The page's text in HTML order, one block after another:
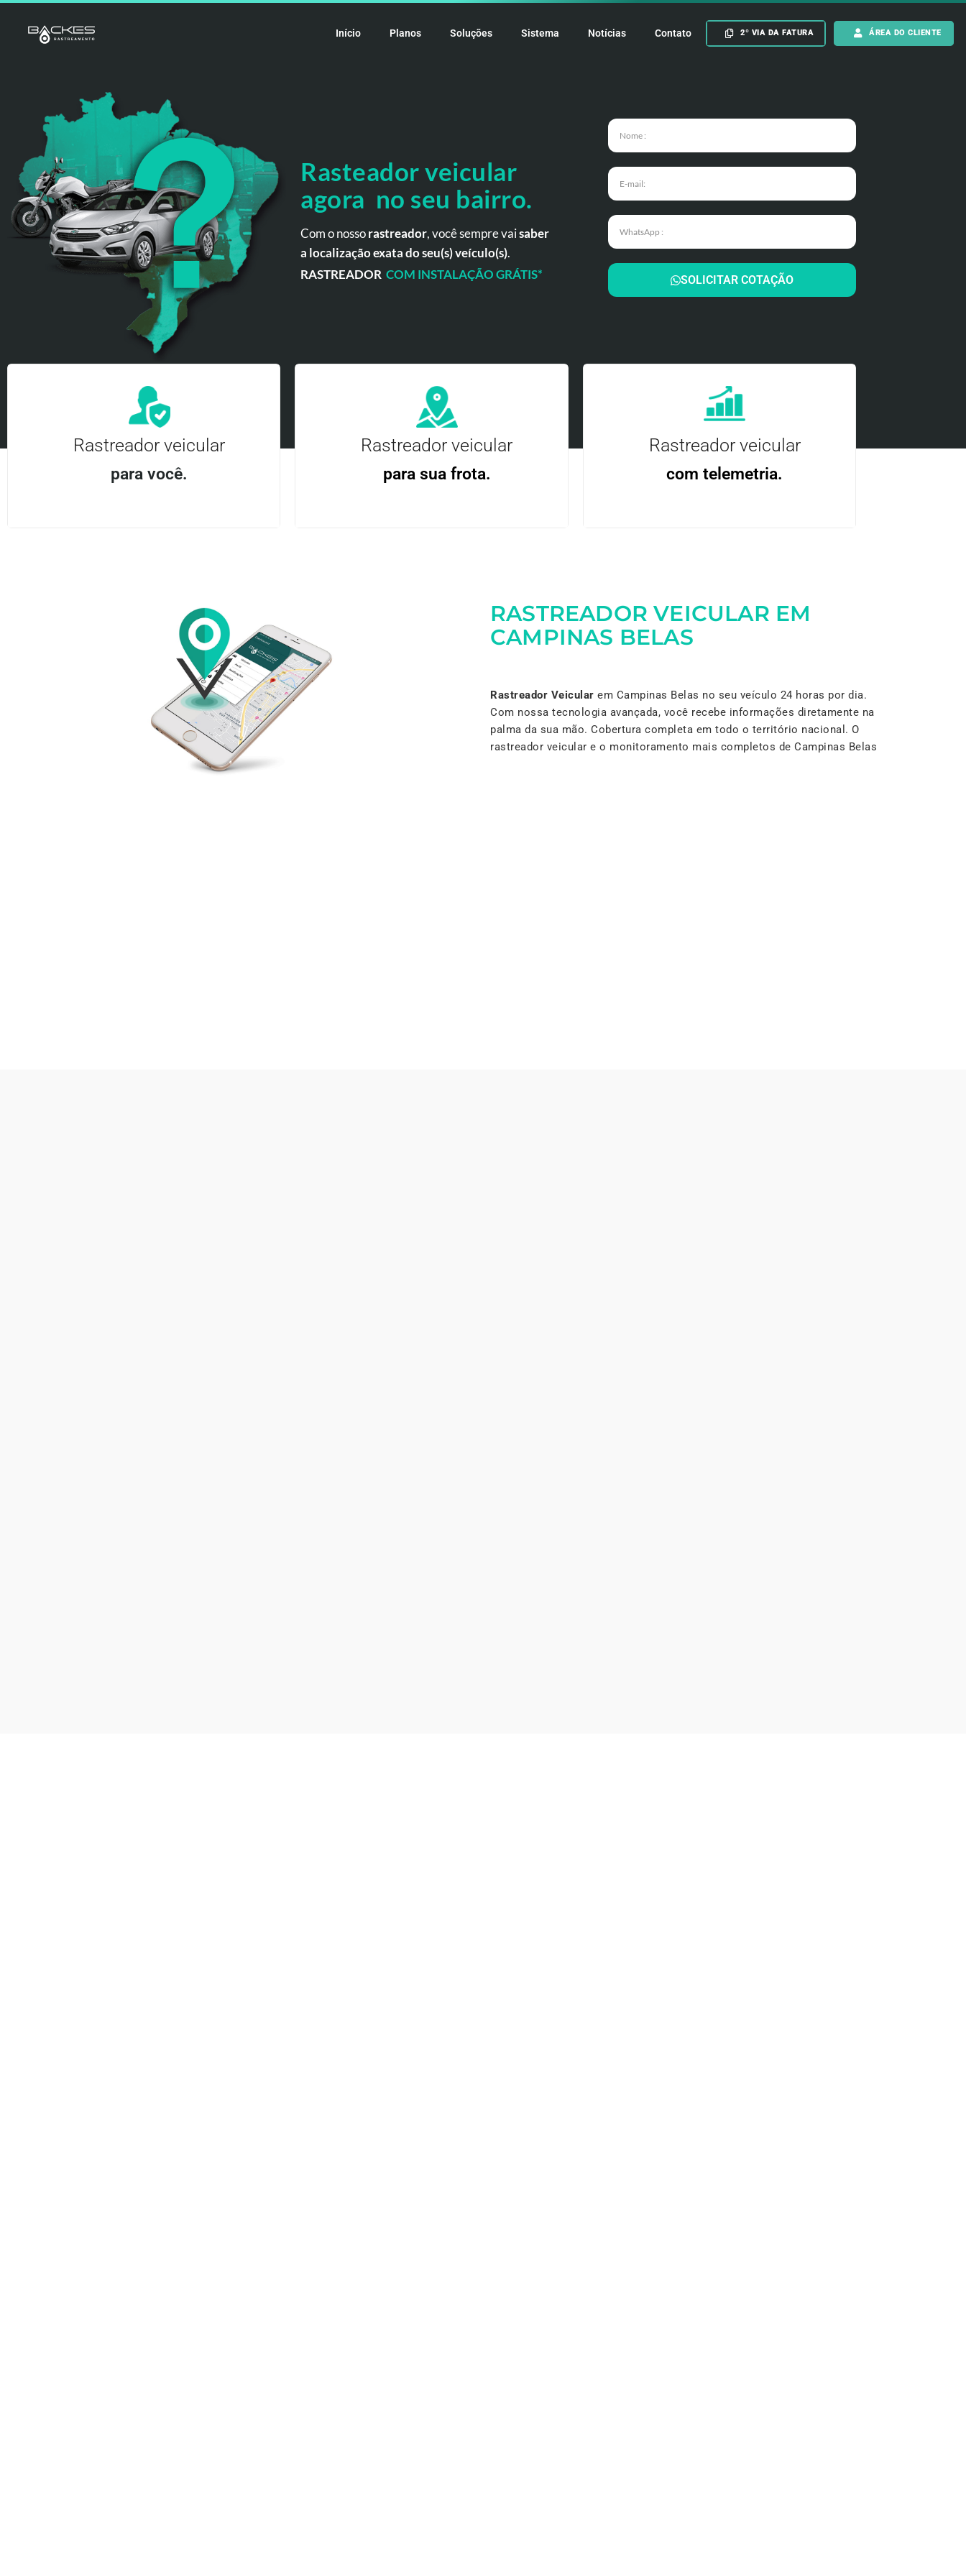
Início Planos Soluções Sistema Notícias Contato 2º VIA DA FATURA ÁREA DO CLIENTE
Rasteador veicular
agora no seu bairro.
Com o nossorastreador, você sempre vaisaber
a localização exata do seu(s) veículo(s).
RASTREADOR COM INSTALAÇÃO GRÁTIS* SOLICITAR COTAÇÃO
Rastreador veicular
para você.
Entre em contato
Rastreador veicular
para sua frota.
Rastreador veicular
com telemetria.
Entre em contato
RASTREADOR VEICULAR EM
CAMPINAS BELAS
Rastreador Veicular em Campinas Belas no seu veículo 24 horas por dia.
Com nossa tecnologia avançada, você recebe informações diretamente na
palma da sua mão. Cobertura completa em todo o território nacional. O
rastreador veicular e o monitoramento mais completos de Campinas Belas